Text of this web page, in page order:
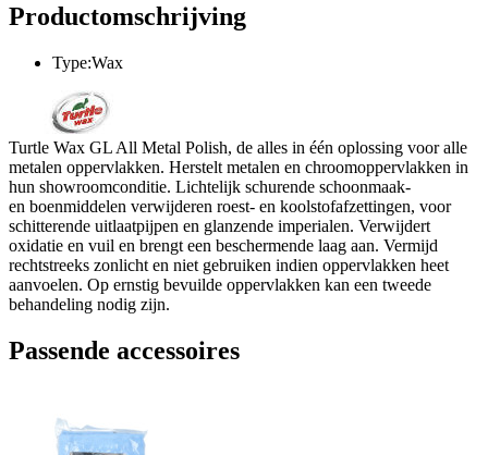
Productomschrijving
Type:Wax
Turtle Wax GL All Metal Polish, de alles in één oplossing voor alle
metalen oppervlakken. Herstelt metalen en chroomoppervlakken in
hun showroomconditie. Lichtelijk schurende schoonmaak-
en boenmiddelen verwijderen roest- en koolstofafzettingen, voor
schitterende uitlaatpijpen en glanzende imperialen. Verwijdert
oxidatie en vuil en brengt een beschermende laag aan. Vermijd
rechtstreeks zonlicht en niet gebruiken indien oppervlakken heet
aanvoelen. Op ernstig bevuilde oppervlakken kan een tweede
behandeling nodig zijn.
Passende accessoires